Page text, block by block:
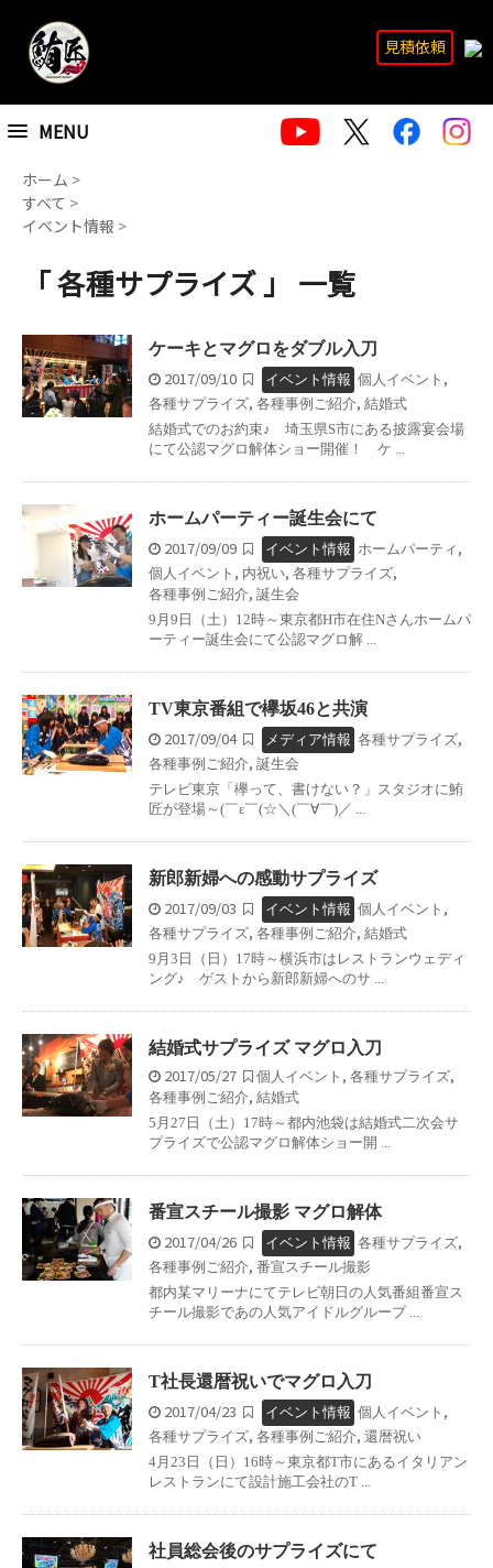
MENU
見積依頼
ホーム >
すべて >
イベント情報 >
「 各種サプライズ 」 一覧
ケーキとマグロをダブル入刀
2017/09/10 イベント情報 個人イベント ,
各種サプライズ, 各種事例ご紹介, 結婚式
結婚式でのお約束♪ 埼玉県S市にある披露宴会場
にて公認マグロ解体ショー開催！ ケ ...
ホームパーティー誕生会にて
2017/09/09 イベント情報 ホームパーティ ,
個人イベント , 内祝い, 各種サプライズ,
各種事例ご紹介, 誕生会
9月9日（土）12時～東京都H市在住Nさんホームパ
ーティー誕生会にて公認マグロ解 ...
TV東京番組で欅坂46と共演
2017/09/04 メディア情報 各種サプライズ,
各種事例ご紹介, 誕生会
テレビ東京「欅って、書けない？」スタジオに鮪
匠が登場～(￣ε￣(☆＼(￣∀￣)／ ...
新郎新婦への感動サプライズ
2017/09/03 イベント情報 個人イベント ,
各種サプライズ, 各種事例ご紹介, 結婚式
9月3日（日）17時～横浜市はレストランウェディ
ング♪ ゲストから新郎新婦へのサ ...
結婚式サプライズ マグロ入刀
2017/05/27 個人イベント , 各種サプライズ,
各種事例ご紹介, 結婚式
5月27日（土）17時～都内池袋は結婚式二次会サ
プライズで公認マグロ解体ショー開 ...
番宣スチール撮影 マグロ解体
2017/04/26 イベント情報 各種サプライズ,
各種事例ご紹介, 番宣スチール撮影
都内某マリーナにてテレビ朝日の人気番組番宣ス
チール撮影であの人気アイドルグループ ...
T社長還暦祝いでマグロ入刀
2017/04/23 イベント情報 個人イベント ,
各種サプライズ, 各種事例ご紹介, 還暦祝い
4月23日（日）16時～東京都T市にあるイタリアン
レストランにて設計施工会社のT ...
社員総会後のサプライズにて